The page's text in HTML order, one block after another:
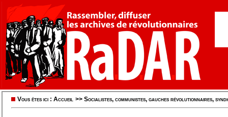
Vous êtes ici : Accueil >> Socialistes, communistes, gauches révolutionnaires,